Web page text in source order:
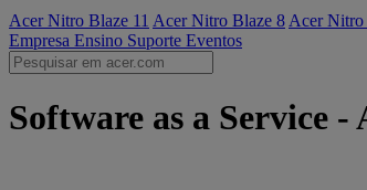
Acer Nitro Blaze 11 Acer Nitro Blaze 8 Acer Nitro
Empresa Ensino Suporte Eventos
Software as a Service